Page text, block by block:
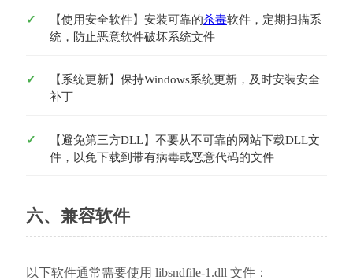
【使用安全软件】安装可靠的杀毒软件，定期扫描系
统，防止恶意软件破坏系统文件
【系统更新】保持Windows系统更新，及时安装安全
补丁
【避免第三方DLL】不要从不可靠的网站下载DLL文
件，以免下载到带有病毒或恶意代码的文件
六、兼容软件
以下软件通常需要使用 libsndfile-1.dll 文件：